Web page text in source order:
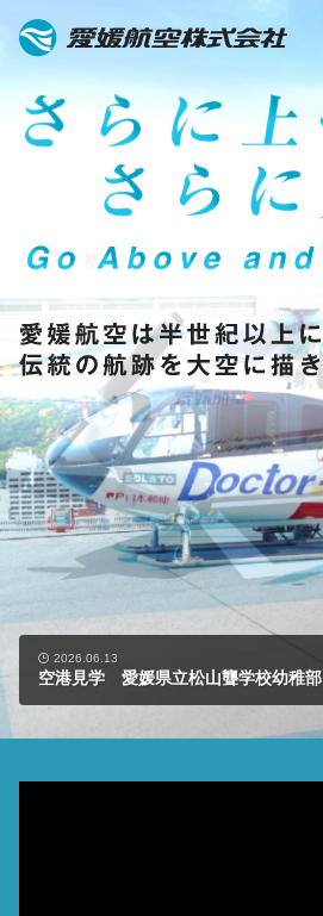
2026.06.13
空港見学 愛媛県立松山聾学校幼稚部